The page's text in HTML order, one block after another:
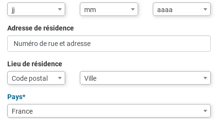
jj
Mois
de
mm
Année
de
aaaa
Adresse de résidence
Lieu de résidence
Assistance
de
saisie
pour
la
Code postal Ville
Ville
Pays*
France